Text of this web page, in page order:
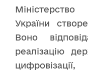
Міністерство
України
Воно
реалізацію